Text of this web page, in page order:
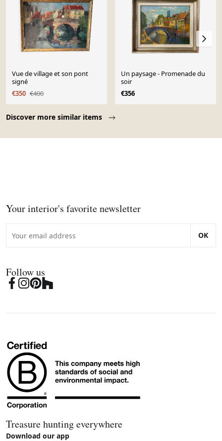
Discover more similar items
Vue de village et son pont
signé
€350 €400
Un paysage - Promenade du
soir
€356
Your interior's favorite newsletter
OK
Follow us
Treasure hunting everywhere
Download our app